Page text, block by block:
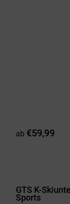
ab €59,99
GTS K-
Sports